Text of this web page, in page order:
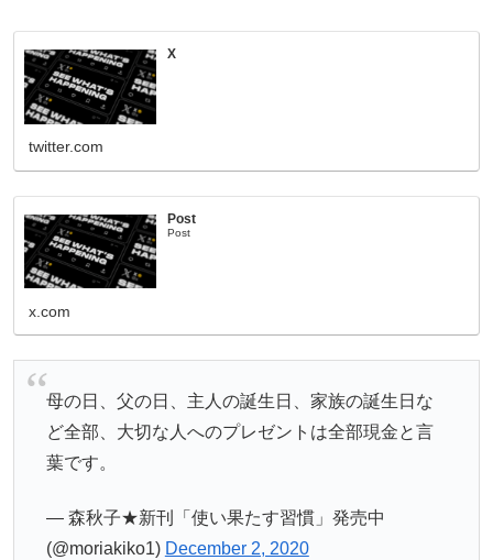
X
twitter.com
Post
Post
x.com
母の日、父の日、主人の誕生日、家族の誕生日な
ど全部、大切な人へのプレゼントは全部現金と言
葉です。
— 森秋子★新刊「使い果たす習慣」発売中
(@moriakiko1) December 2, 2020